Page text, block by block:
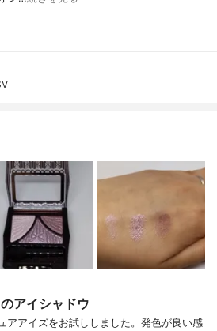
アイシャドウ
アアイズをお試ししました。発色が良い感